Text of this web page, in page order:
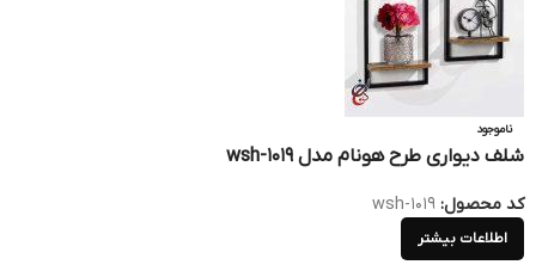
ناموجود
شلف دیواری طرح هونام مدل wsh-1019
کد محصول: wsh-1019
اطلاعات بیشتر